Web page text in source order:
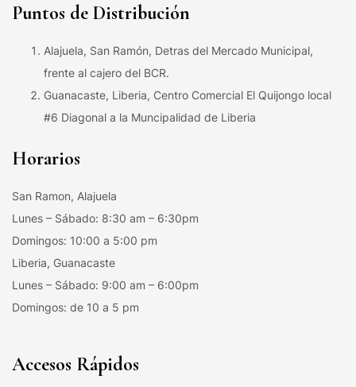
Puntos de Distribución
Alajuela, San Ramón, Detras del Mercado Municipal,
frente al cajero del BCR.
Guanacaste, Liberia, Centro Comercial El Quijongo local
#6 Diagonal a la Muncipalidad de Liberia
Horarios
San Ramon, Alajuela
Lunes – Sábado: 8:30 am – 6:30pm
Domingos: 10:00 a 5:00 pm
Liberia, Guanacaste
Lunes – Sábado: 9:00 am – 6:00pm
Domingos: de 10 a 5 pm
Accesos Rápidos